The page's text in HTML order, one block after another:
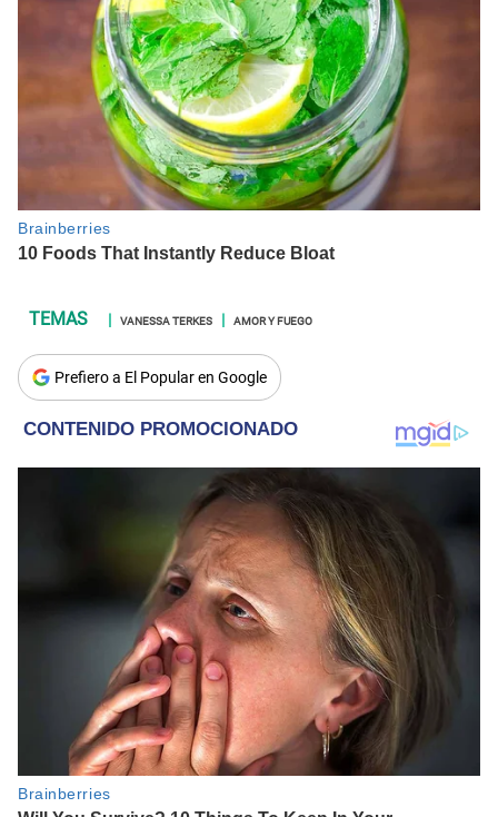
VANESSA TERKES AMOR Y FUEGO
Prefiero a El Popular en Google